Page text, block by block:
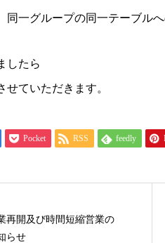
同一グループの同一テーブル
したら
ていただきます。
Pocket RSS feedly
再開及び時間短縮営業の
らせ